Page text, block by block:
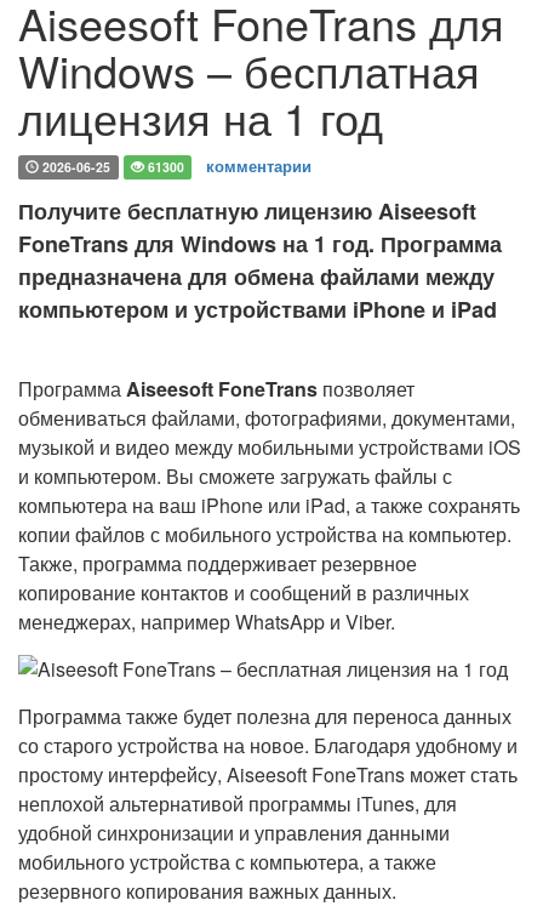
Aiseesoft FoneTrans для
Windows – бесплатная
лицензия на 1 год
2026-06-25 61300 комментарии
Получите бесплатную лицензию Aiseesoft
FoneTrans для Windows на 1 год. Программа
предназначена для обмена файлами между
компьютером и устройствами iPhone и iPad
ПрограммаAiseesoft FoneTrans позволяет
обмениваться файлами, фотографиями, документами,
музыкой и видео между мобильными устройствами iOS
и компьютером. Вы сможете загружать файлы с
компьютера на ваш iPhone или iPad, а также сохранять
копии файлов с мобильного устройства на компьютер.
Также, программа поддерживает резервное
копирование контактов и сообщений в различных
менеджерах, например WhatsApp и Viber.
Программа также будет полезна для переноса данных
со старого устройства на новое. Благодаря удобному и
простому интерфейсу, Aiseesoft FoneTrans может стать
неплохой альтернативой программы iTunes, для
удобной синхронизации и управления данными
мобильного устройства с компьютера, а также
резервного копирования важных данных.